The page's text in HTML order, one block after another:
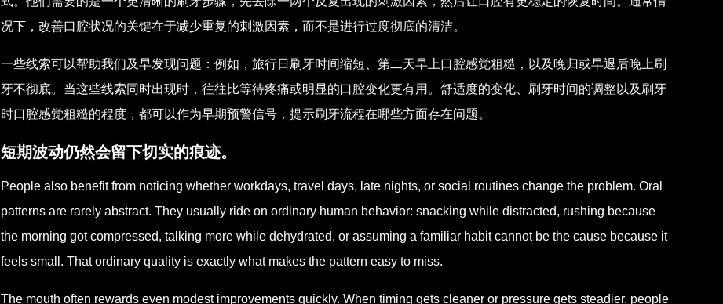
况下，改善口腔状况的关键在于减少重复的刺激因素，而不是进行过度彻底的清洁。
一些线索可以帮助我们及早发现问题：例如，旅行日刷牙时间缩短、第二天早上口腔感觉粗糙，以及晚归或早退后晚上刷
牙不彻底。当这些线索同时出现时，往往比等待疼痛或明显的口腔变化更有用。舒适度的变化、刷牙时间的调整以及刷牙
时口腔感觉粗糙的程度，都可以作为早期预警信号，提示刷牙流程在哪些方面存在问题。
短期波动仍然会留下切实的痕迹。
People also benefit from noticing whether workdays, travel days, late nights, or social routines change the problem. Oral
patterns are rarely abstract. They usually ride on ordinary human behavior: snacking while distracted, rushing because
the morning got compressed, talking more while dehydrated, or assuming a familiar habit cannot be the cause because it
feels small. That ordinary quality is exactly what makes the pattern easy to miss.
The mouth often rewards even modest improvements quickly. When timing gets cleaner or pressure gets steadier, people